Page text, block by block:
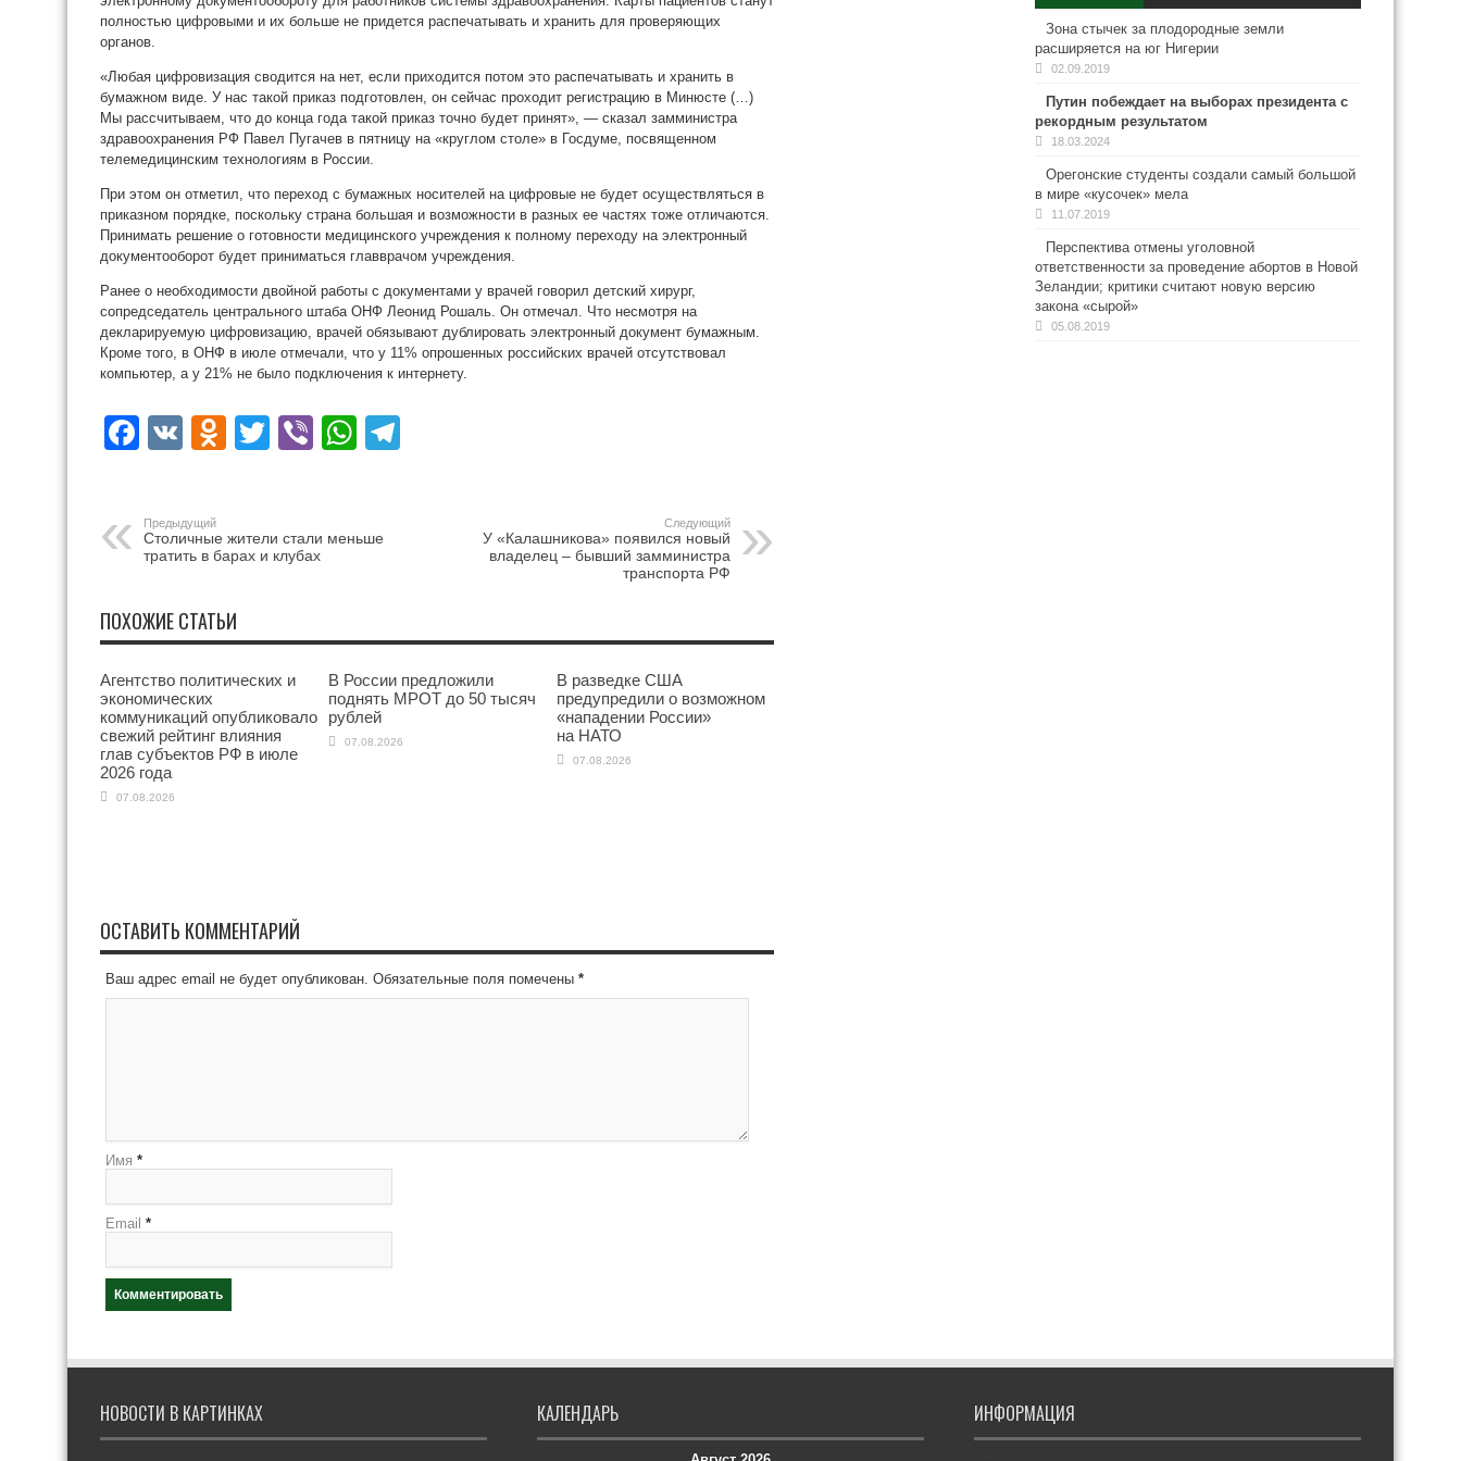
полностью цифровыми и их больше не придется распечатывать и хранить для проверяющих
органов.
«Любая цифровизация сводится на нет, если приходится потом это распечатывать и хранить в
бумажном виде. У нас такой приказ подготовлен, он сейчас проходит регистрацию в Минюсте (…)
Мы рассчитываем, что до конца года такой приказ точно будет принят», — сказал замминистра
здравоохранения РФ Павел Пугачев в пятницу на «круглом столе» в Госдуме, посвященном
телемедицинским технологиям в России.
При этом он отметил, что переход с бумажных носителей на цифровые не будет осуществляться в
приказном порядке, поскольку страна большая и возможности в разных ее частях тоже отличаются.
Принимать решение о готовности медицинского учреждения к полному переходу на электронный
документооборот будет приниматься главврачом учреждения.
Ранее о необходимости двойной работы с документами у врачей говорил детский хирург,
сопредседатель центрального штаба ОНФ Леонид Рошаль. Он отмечал. Что несмотря на
декларируемую цифровизацию, врачей обязывают дублировать электронный документ бумажным.
Кроме того, в ОНФ в июле отмечали, что у 11% опрошенных российских врачей отсутствовал
компьютер, а у 21% не было подключения к интернету.
Facebook
VK Odnoklassniki
Twitter
ViberWhatsApp
Предыдущий
Столичные жители стали меньше
тратить в барах и клубах
Следующий
У «Калашникова» появился новый
владелец – бывший замминистра
транспорта РФ
ПОХОЖИЕ СТАТЬИ
Агентство политических и
экономических
коммуникаций опубликовало
свежий рейтинг влияния
глав субъектов РФ в июле
2026 года
07.08.2026
В России предложили
поднять МРОТ до 50 тысяч
рублей
07.08.2026
В разведке США
предупредили о возможном
«нападении России»
на НАТО
07.08.2026
ОСТАВИТЬ КОММЕНТАРИЙ
Ваш адрес email не будет опубликован. Обязательные поля помечены *
Имя *
Email *
Зона стычек за плодородные земли
расширяется на юг Нигерии
02.09.2019
Путин побеждает на выборах президента с
рекордным результатом
18.03.2024
Орегонские студенты создали самый большой
в мире «кусочек» мела
11.07.2019
Перспектива отмены уголовной
ответственности за проведение абортов в Новой
Зеландии; критики считают новую версию
закона «сырой»
05.08.2019
НОВОСТИ В КАРТИНКАХ КАЛЕНДАРЬ ИНФОРМАЦИЯ